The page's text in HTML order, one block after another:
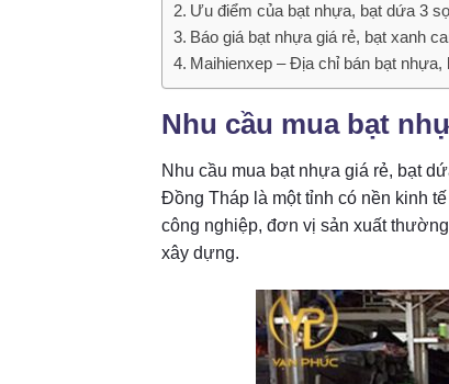
Ưu điểm của bạt nhựa, bạt dứa 3
Báo giá bạt nhựa giá rẻ, bạt xanh
Maihienxep – Địa chỉ bán bạt
Nhu cầu mua bạt
Nhu cầu mua bạt nhựa giá rẻ, bạt
Đồng Tháp là một tỉnh có nền kinh
công nghiệp, đơn vị sản xuất
xây dựng.